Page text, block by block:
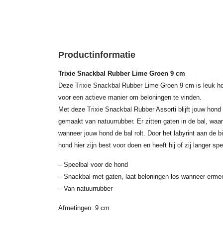
Productinformatie
Trixie Snackbal Rubber Lime Groen 9 cm
Deze Trixie Snackbal Rubber Lime Groen 9 cm is leuk
voor een actieve manier om beloningen te vinden.
Met deze Trixie Snackbal Rubber Assorti blijft jouw
gemaakt van natuurrubber. Er zitten gaten in de bal,
wanneer jouw hond de bal rolt. Door het labyrint aan de
hond hier zijn best voor doen en heeft hij of zij langer
– Speelbal voor de hond
– Snackbal met gaten, laat beloningen los wanneer
– Van natuurrubber
Afmetingen: 9 cm